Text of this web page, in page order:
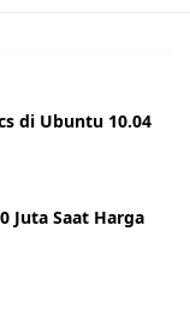
di Ubuntu 10.04
Juta Saat Harga